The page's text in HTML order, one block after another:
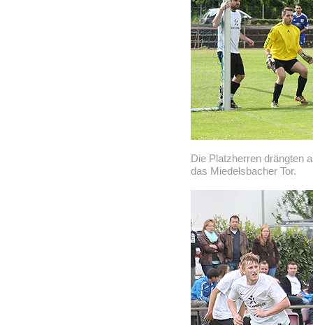
Die Platzherren drängten
das Miedelsbacher Tor.